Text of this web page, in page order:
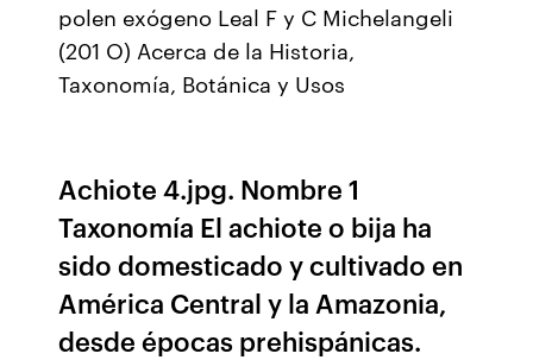
polen exógeno Leal F y C Michelangeli
(201 O) Acerca de la Historia,
Taxonomía, Botánica y Usos
Achiote 4.jpg. Nombre 1
Taxonomía El achiote o bija ha
sido domesticado y cultivado en
América Central y la Amazonia,
desde épocas prehispánicas.